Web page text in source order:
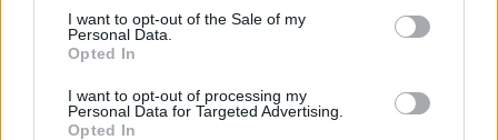
I want to opt-out of the Sale of my
Personal Data.
Opted In
I want to opt-out of processing my
Personal Data for Targeted Advertising.
Opted In